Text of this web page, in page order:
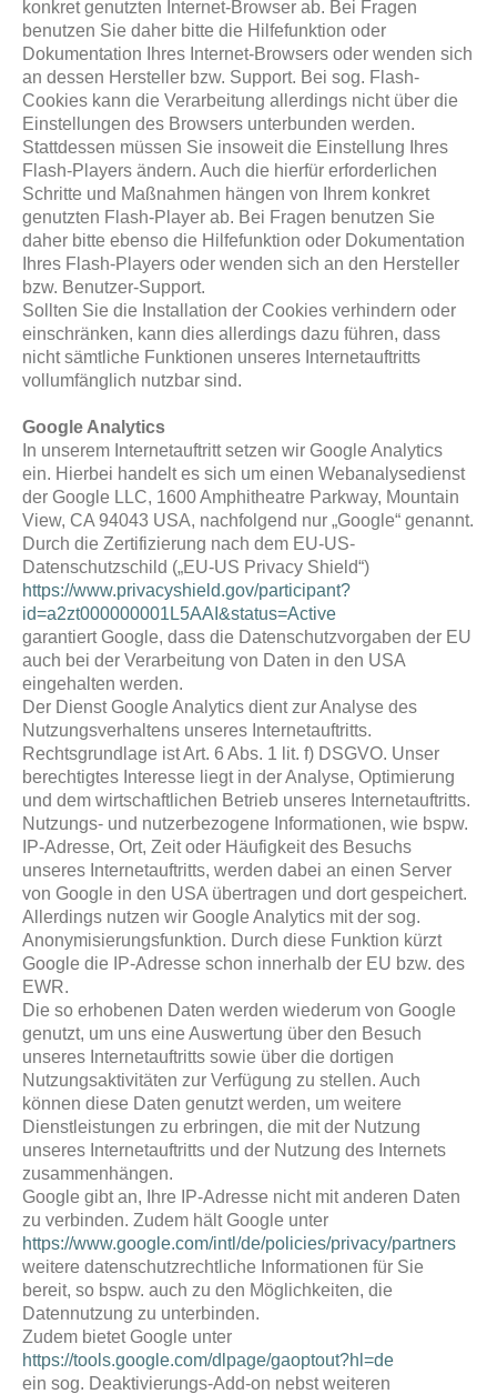
konkret genutzten Internet-Browser ab. Bei Fragen
benutzen Sie daher bitte die Hilfefunktion oder
Dokumentation Ihres Internet-Browsers oder wenden sich
an dessen Hersteller bzw. Support. Bei sog. Flash-
Cookies kann die Verarbeitung allerdings nicht über die
Einstellungen des Browsers unterbunden werden.
Stattdessen müssen Sie insoweit die Einstellung Ihres
Flash-Players ändern. Auch die hierfür erforderlichen
Schritte und Maßnahmen hängen von Ihrem konkret
genutzten Flash-Player ab. Bei Fragen benutzen Sie
daher bitte ebenso die Hilfefunktion oder Dokumentation
Ihres Flash-Players oder wenden sich an den Hersteller
bzw. Benutzer-Support.
Sollten Sie die Installation der Cookies verhindern oder
einschränken, kann dies allerdings dazu führen, dass
nicht sämtliche Funktionen unseres Internetauftritts
vollumfänglich nutzbar sind.
Google Analytics
In unserem Internetauftritt setzen wir Google Analytics
ein. Hierbei handelt es sich um einen Webanalysedienst
der Google LLC, 1600 Amphitheatre Parkway, Mountain
View, CA 94043 USA, nachfolgend nur „Google“ genannt.
Durch die Zertifizierung nach dem EU-US-
Datenschutzschild („EU-US Privacy Shield“)
https://www.privacyshield.gov/participant?
id=a2zt000000001L5AAI&status=Active
garantiert Google, dass die Datenschutzvorgaben der EU
auch bei der Verarbeitung von Daten in den USA
eingehalten werden.
Der Dienst Google Analytics dient zur Analyse des
Nutzungsverhaltens unseres Internetauftritts.
Rechtsgrundlage ist Art. 6 Abs. 1 lit. f) DSGVO. Unser
berechtigtes Interesse liegt in der Analyse, Optimierung
und dem wirtschaftlichen Betrieb unseres Internetauftritts.
Nutzungs- und nutzerbezogene Informationen, wie bspw.
IP-Adresse, Ort, Zeit oder Häufigkeit des Besuchs
unseres Internetauftritts, werden dabei an einen Server
von Google in den USA übertragen und dort gespeichert.
Allerdings nutzen wir Google Analytics mit der sog.
Anonymisierungsfunktion. Durch diese Funktion kürzt
Google die IP-Adresse schon innerhalb der EU bzw. des
EWR.
Die so erhobenen Daten werden wiederum von Google
genutzt, um uns eine Auswertung über den Besuch
unseres Internetauftritts sowie über die dortigen
Nutzungsaktivitäten zur Verfügung zu stellen. Auch
können diese Daten genutzt werden, um weitere
Dienstleistungen zu erbringen, die mit der Nutzung
unseres Internetauftritts und der Nutzung des Internets
zusammenhängen.
Google gibt an, Ihre IP-Adresse nicht mit anderen Daten
zu verbinden. Zudem hält Google unter
https://www.google.com/intl/de/policies/privacy/partners
weitere datenschutzrechtliche Informationen für Sie
bereit, so bspw. auch zu den Möglichkeiten, die
Datennutzung zu unterbinden.
Zudem bietet Google unter
https://tools.google.com/dlpage/gaoptout?hl=de
ein sog. Deaktivierungs-Add-on nebst weiteren